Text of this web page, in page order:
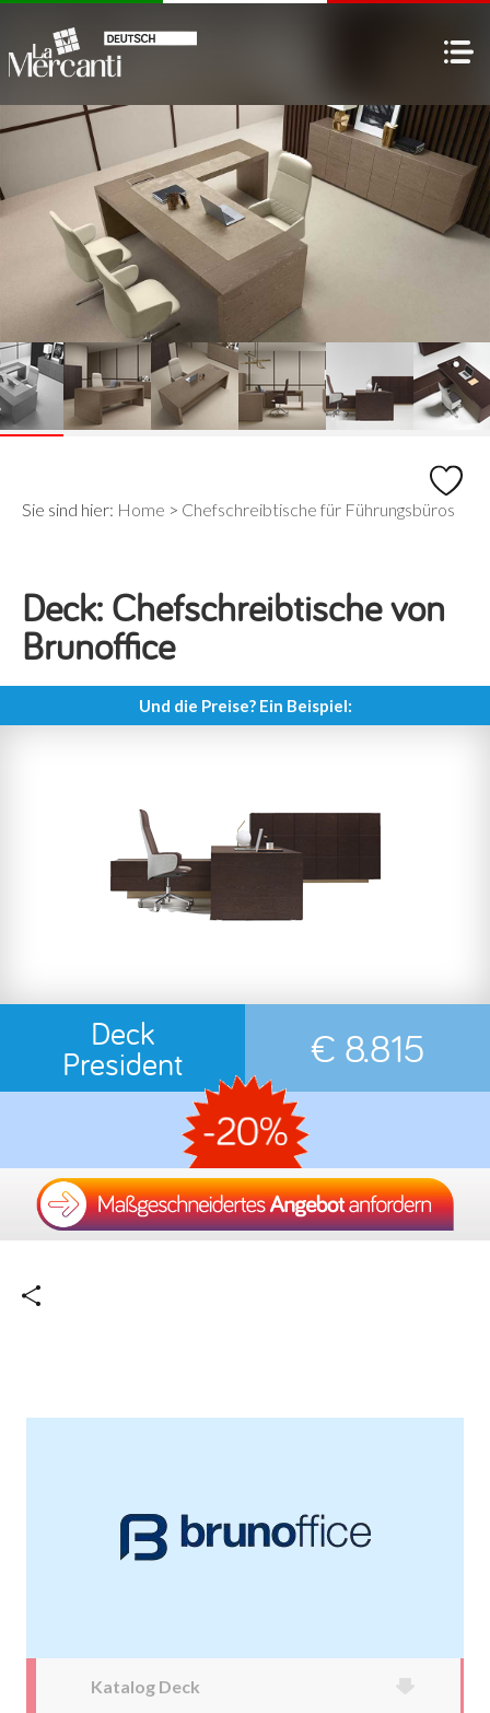
Sie sind hier: Home > Chefschreibtische für Führungsbüros
Deck: Chefschreibtische von
Brunoffice
Und die Preise? Ein Beispiel:
Deck
President € 8.815
Katalog Deck